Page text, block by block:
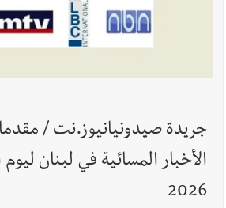
أخبار لبنان قائد الجيش اللبناني العماد
حول الجيش في هذه المرحلة الدقيقة
أخبار لبنان
مؤسسة مياه لبنان الجنوبي :
يستهدف فرق المؤسسة أثناء عملهم في عيتا
جريدة صيدونيانيوز.نت /
2026